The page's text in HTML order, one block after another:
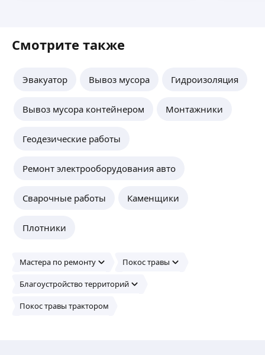
Смотрите также
Эвакуатор Вывоз мусора Гидроизоляция
Вывоз мусора контейнером Монтажники
Геодезические работы
Ремонт электрооборудования авто
Сварочные работы Каменщики
Плотники
Мастера по ремонту Покос травы
Благоустройство территорий
Покос травы трактором